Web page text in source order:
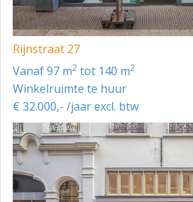
Rijnstraat 27
vanaf 97 m2 tot 140 m2
Winkelruimte te huur
€ 32.000,- /jaar excl. btw